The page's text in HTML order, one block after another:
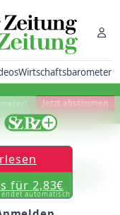
Wirtschaftsbarometer
Jetzt abstimmen
Kandidaten
für 2,83€
endet automatisch